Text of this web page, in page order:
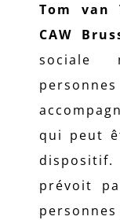
Tom van
CAW
sociale
qui peut
prévoit